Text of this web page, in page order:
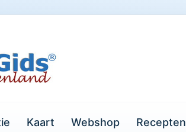
Kaart Webshop Recepten